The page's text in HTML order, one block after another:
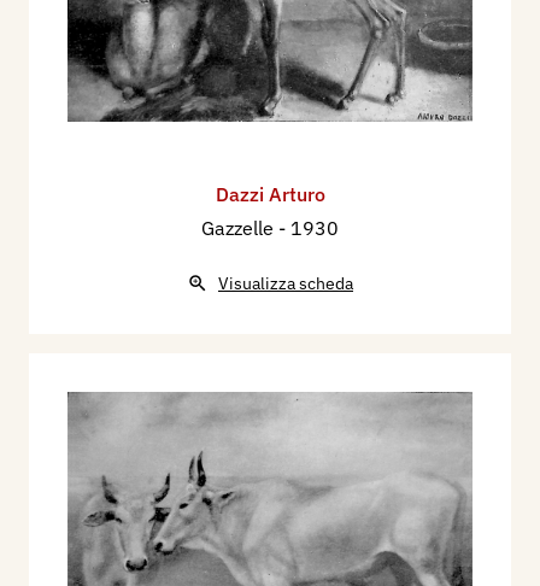
Dazzi Arturo
Gazzelle - 1930
Visualizza scheda